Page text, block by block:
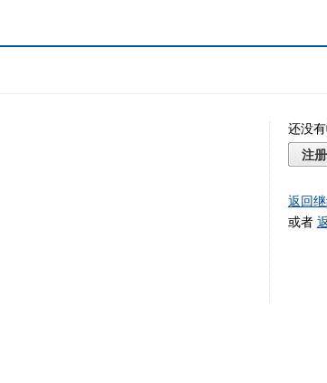
还没
注
返回
或者